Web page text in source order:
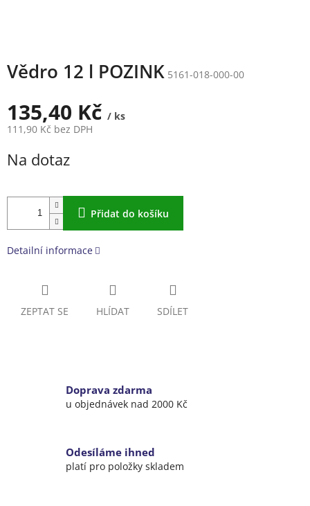
Vědro 12 l POZINK 5161-018-000-00
135,40 Kč / ks
111,90 Kč bez DPH
cena:
Na dotaz
Přidat do košíku
Detailní informace
ZEPTAT SE HLÍDAT SDÍLET
Doprava zdarma
u objednávek nad 2000 Kč
Odesíláme ihned
platí pro položky skladem